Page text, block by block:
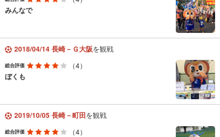
みんなで
2018/04/14 長崎－Ｇ大阪を観戦
総合評価
（4）
ぼくも
2019/10/05 長崎－町田を観戦
総合評価
（4）